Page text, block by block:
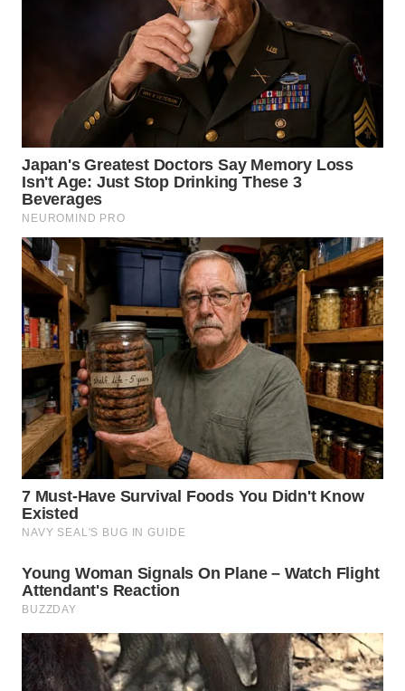
TANJUNG
LESUNG
KARO
WN
SIMALUNGUN
WN
LABUHANBATU
WN
TAPANULI
TENGAH
WN DELI
SERDANG
WN
TEBING
WN
PAKPAK
WN
KARAWANG